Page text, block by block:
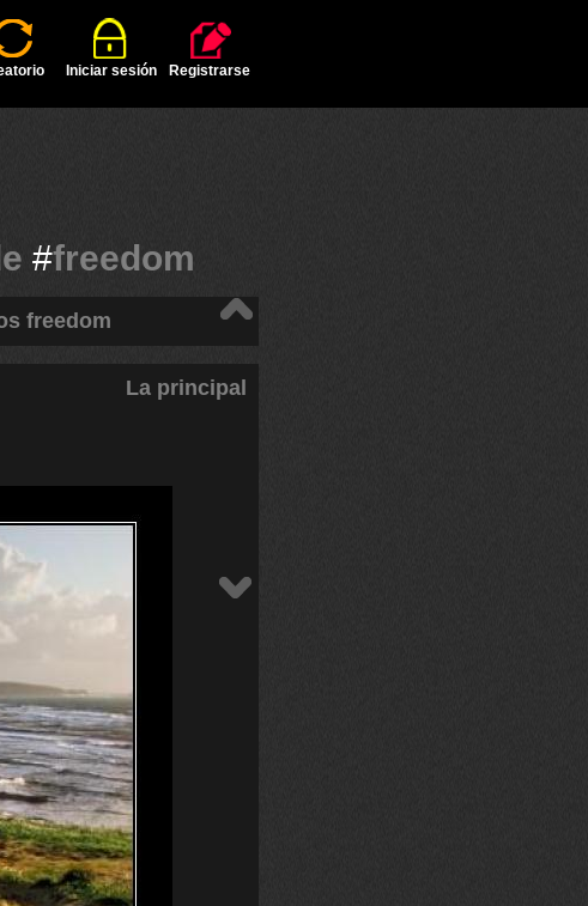
Iniciar sesión Registrarse
#freedom
freedom
La principal